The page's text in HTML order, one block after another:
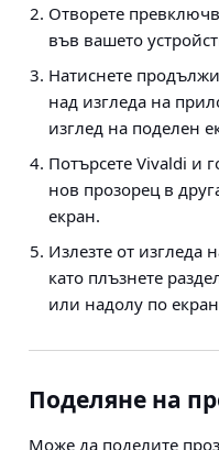
Отворете
във вашето
Натиснете
над изгледа на
изглед на поделен
Потърсете Vivaldi и
нов прозорец в
екран.
Излезте от изгледа
като плъзнете
или надолу по
Поделяне на
Може да поделите